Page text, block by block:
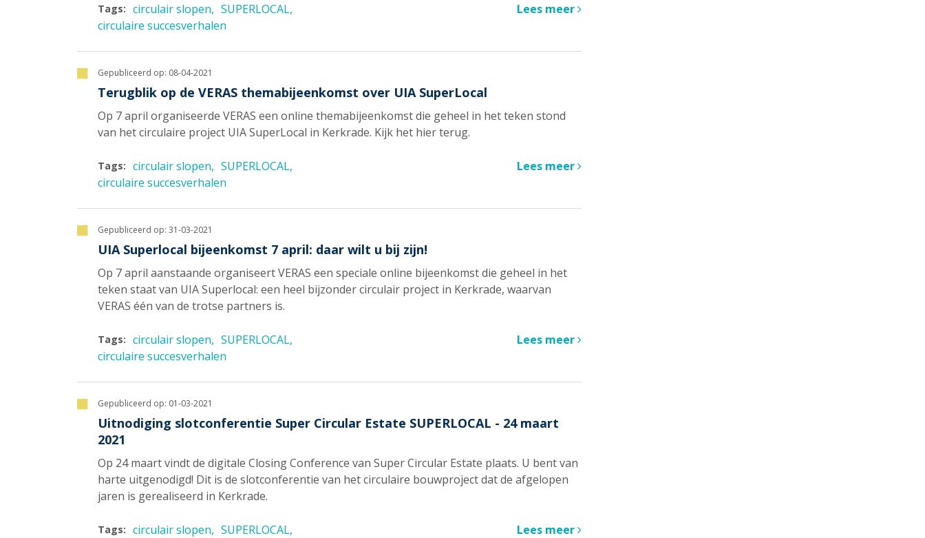
Tags: circulair slopen
SUPERLOCAL
circulaire succesverhalen
Lees meer
Gepubliceerd op: 08-04-2021
Terugblik op de VERAS themabijeenkomst over UIA SuperLocal
Op 7 april organiseerde VERAS een online themabijeenkomst die geheel in het teken stond
van het circulaire project UIA SuperLocal in Kerkrade. Kijk het hier terug.
Tags: circulair slopen
SUPERLOCAL
circulaire succesverhalen
Lees meer
Gepubliceerd op: 31-03-2021
UIA Superlocal bijeenkomst 7 april: daar wilt u bij zijn!
Op 7 april aanstaande organiseert VERAS een speciale online bijeenkomst die geheel in het
teken staat van UIA Superlocal: een heel bijzonder circulair project in Kerkrade, waarvan
VERAS één van de trotse partners is.
Tags: circulair slopen
SUPERLOCAL
circulaire succesverhalen
Lees meer
Gepubliceerd op: 01-03-2021
Uitnodiging slotconferentie Super Circular Estate SUPERLOCAL - 24 maart
2021
Op 24 maart vindt de digitale Closing Conference van Super Circular Estate plaats. U bent van
harte uitgenodigd! Dit is de slotconferentie van het circulaire bouwproject dat de afgelopen
jaren is gerealiseerd in Kerkrade.
Tags: circulair slopen
SUPERLOCAL
Lees meer